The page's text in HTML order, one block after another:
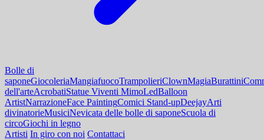
Bolle di
saponeGiocoleriaMangiafuocoTrampolieriClownMagiaBurattini
dell'arteAcrobatiStatue Viventi MimoLedBalloon
ArtistNarrazioneFace PaintingComici Stand-upDeejayArti
divinatorieMusiciNevicata delle bolle di saponeScuola di
circoGiochi in legno
Artisti In giro con noi Contattaci